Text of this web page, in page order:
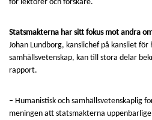
Statsmakterna har sitt fokus mot andra
Johan Lundborg, kanslichef på kansliet för
samhällsvetenskap, kan till stora delar
rapport.
– Humanistisk och samhällsvetenskaplig
meningen att statsmakterna